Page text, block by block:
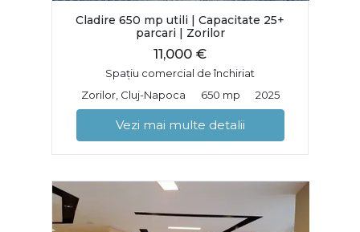
Cladire 650 mp utili | Capacitate 25+
parcari | Zorilor
11,000 €
Spațiu comercial de închiriat
Zorilor, Cluj-Napoca
650 mp 2025
Vezi mai multe detalii